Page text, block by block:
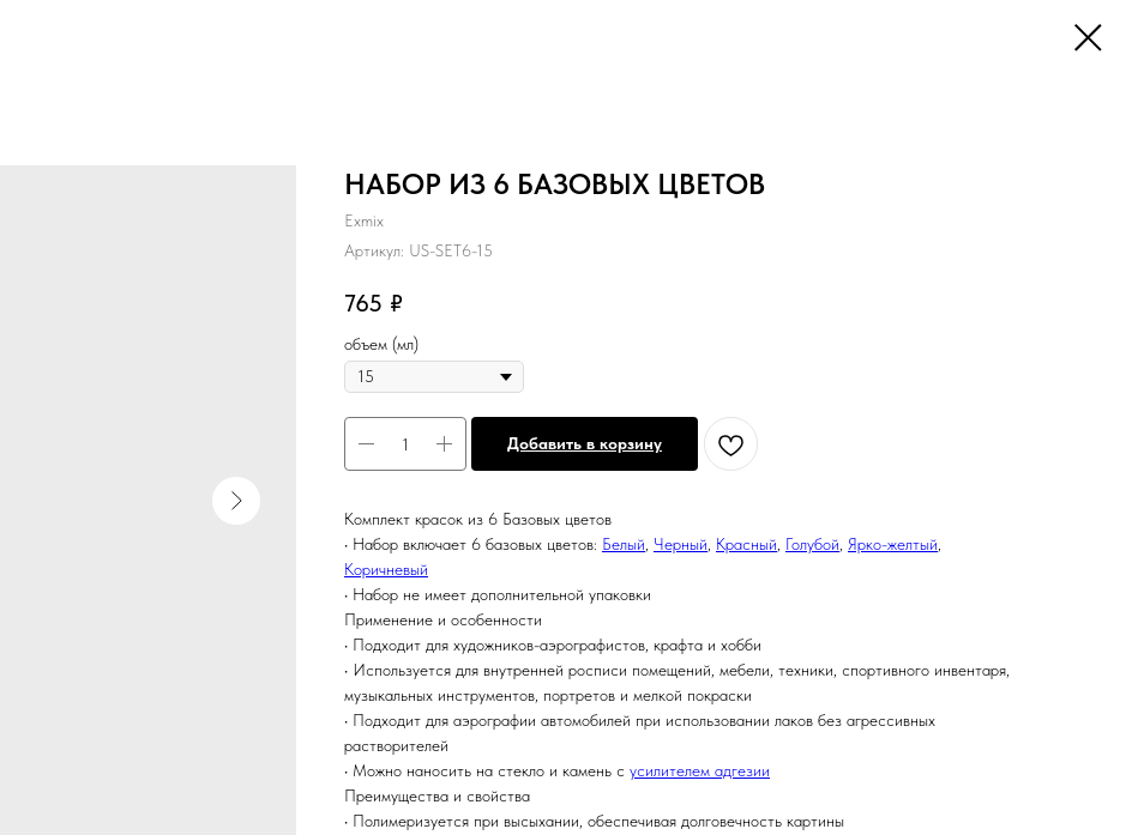
НАБОР ИЗ 6 БАЗОВЫХ ЦВЕТОВ
Exmix
Артикул: US-SET6-15
765 ₽
объем (мл)
Добавить в корзину
Комплект красок из 6 Базовых цветов
• Набор включает 6 базовых цветов: Белый Черный Красный Голубой Ярко-желтый
Коричневый
• Набор не имеет дополнительной упаковки
Применение и особенности
• Подходит для художников-аэрографистов, крафта и хобби
• Используется для внутренней росписи помещений, мебели, техники, спортивного инвентаря,
музыкальных инструментов, портретов и мелкой покраски
• Подходит для аэрографии автомобилей при использовании лаков без агрессивных
растворителей
• Можно наносить на стекло и камень с усилителем адгезии
Преимущества и свойства
• Полимеризуется при высыхании, обеспечивая долговечность картины